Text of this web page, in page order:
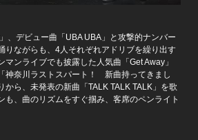
、デビュー曲「UBA UBA」と攻撃的ナンバー
りながらも、4人それぞれアドリブを繰り出す
ンライブでも披露した人気曲「Get Away」
神奈川ラストスパート！ 新曲持ってきまし
から、未発表の新曲「TALK TALK TALK」を歌
も、曲のリズムをすぐ掴み、客席のペンライト